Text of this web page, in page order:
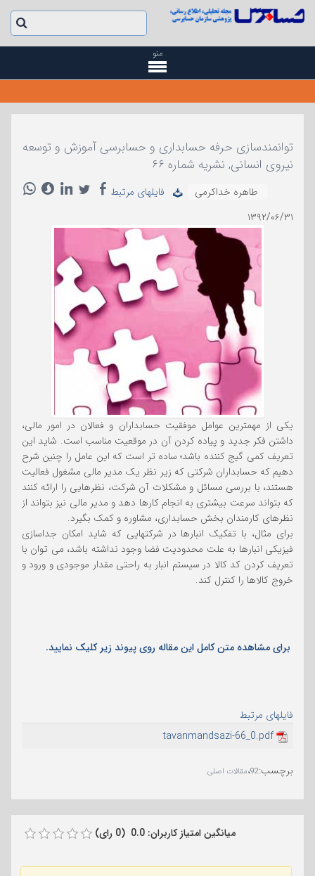
منو
توانمندسازی حرفه حسابداری و حسابرسی آموزش و توسعه
نیروی انسانی, نشریه شماره ۶۶
طاهره خداکرمی
فایلهای مرتبط
۱۳۹۲/۰۶/۳۱
یکی از مهمترین عوامل موفقیت حسابداران و فعالان در امور مالی،
داشتن فکر جدید و پیاده کردن آن در موقعیت مناسب است. شاید این
تعریف کمی گیج کننده باشد؛ ساده تر است که این عامل را چنین شرح
دهیم که حسابداران شرکتی که زیر نظر یک مدیر مالی مشغول فعالیت
هستند، با بررسی مسائل و مشکلات آن شرکت، نظرهایی را ارائه کنند
که بتواند سرعت بیشتری به انجام کارها دهد و مدیر مالی نیز بتواند از
نظرهای کارمندان بخش حسابداری، مشاوره و کمک بگیرد.
برای مثال، با تفکیک انبارها در شرکتهایی که شاید امکان جداسازی
فیزیکی انبارها به علت محدودیت فضا وجود نداشته باشد، می توان با
تعریف کردن کد کالا در سیستم انبار به راحتی مقدار موجودی و ورود و
خروج کالاها را کنترل کند.
برای مشاهده متن کامل این مقاله روی پیوند زیر کلیک نمایید.
فایلهای مرتبط
tavanmandsazi-66_0.pdf
برچسب:
92،مقالات اصلی
میانگین امتیاز کاربران: 0.0 (0 رای)